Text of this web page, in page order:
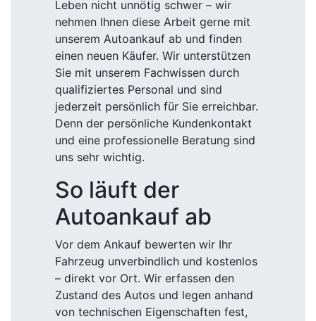
Leben nicht unnötig schwer – wir
nehmen Ihnen diese Arbeit gerne mit
unserem Autoankauf ab und finden
einen neuen Käufer. Wir unterstützen
Sie mit unserem Fachwissen durch
qualifiziertes Personal und sind
jederzeit persönlich für Sie erreichbar.
Denn der persönliche Kundenkontakt
und eine professionelle Beratung sind
uns sehr wichtig.
So läuft der
Autoankauf ab
Vor dem Ankauf bewerten wir Ihr
Fahrzeug unverbindlich und kostenlos
– direkt vor Ort. Wir erfassen den
Zustand des Autos und legen anhand
von technischen Eigenschaften fest,